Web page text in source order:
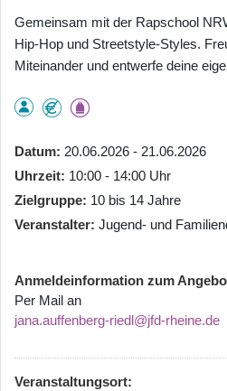
Gemeinsam mit der Rapschool
Hip-Hop und Streetstyle-Styles.
Miteinander und entwerfe deine
Datum 20.06.2026 - 21.06.2026
Uhrzeit 10:00 - 14:00 Uhr
Zielgruppe 10 bis 14 Jahre
Veranstalter Jugend- und
Anmeldeinformation zum
Per Mail an
jana.auffenberg-riedl@jfd-rheine.de
Veranstaltungsort: